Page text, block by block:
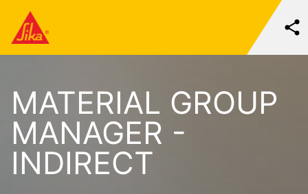
MATERIAL GROUP
MANAGER -
INDIRECT